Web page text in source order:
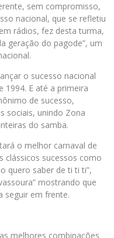
sem compromisso,
nacional, que se refletiu
rádios, fez desta turma,
geração do pagode”, um
o sucesso nacional
1994. E até a primeira
de sucesso,
sociais, unindo Zona
do samba.
o melhor carnaval de
clássicos sucessos como
quero saber de ti ti ti”,
mostrando que
seguir em frente.
melhores combinações